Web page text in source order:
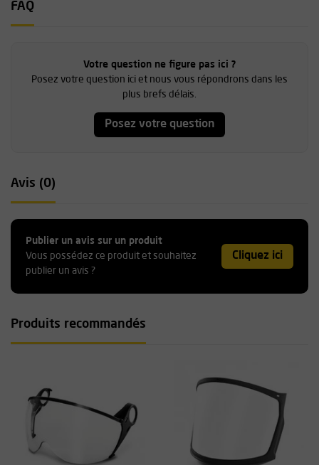
FAQ
Votre question ne figure pas ici ?
Posez votre question ici et nous vous répondrons dans les
plus brefs délais.
Posez votre question
Avis (0)
Publier un avis sur un produit
Vous possédez ce produit et souhaitez
publier un avis ?
Cliquez ici
Produits recommandés